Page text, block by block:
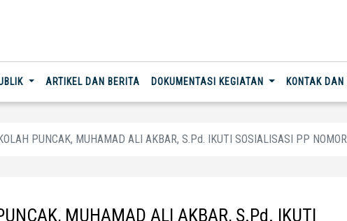
ARTIKEL DAN BERITA DOKUMENTASI KEGIATAN KONTAK
PUNCAK, MUHAMAD ALI AKBAR, S.Pd. IKUTI SOSIALISASI PP
MUHAMAD ALI AKBAR, S.Pd. IKUTI